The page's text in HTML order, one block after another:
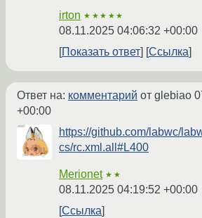
irton ★★★★★
08.11.2025 04:06:32 +00:00
Показать ответ
Ссылка
Ответ на: комментарий от glebiao
+00:00
https://github.com/labwc/
cs/rc.xml.all#L400
Merionet ★★
08.11.2025 04:19:52 +00:00
Ссылка